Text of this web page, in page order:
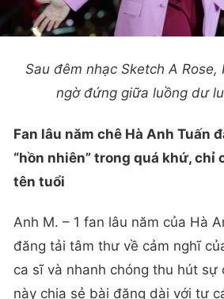
Sau đêm nhạc Sketch A Rose,
ngờ đứng giữa luồng dư
Fan lâu năm chê Hà Anh Tuấn
“hồn nhiên” trong quá khứ, chỉ
tên tuổi
Anh M. – 1 fan lâu năm của Hà
đăng tải tâm thư về cảm nghĩ
ca sĩ và nhanh chóng thu hút sự
này chia sẻ bài đăng dài với tư